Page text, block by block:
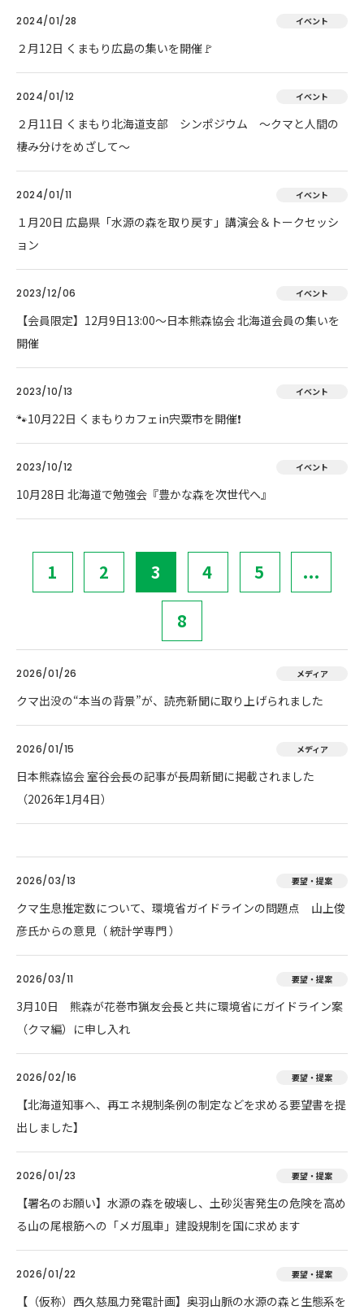
2024/01/28 イベント
２月12日 くまもり広島の集いを開催🚩
2024/01/12 イベント
２月11日 くまもり北海道支部 シンポジウム ～クマと人間の
棲み分けをめざして～
2024/01/11 イベント
１月20日 広島県「水源の森を取り戻す」講演会＆トークセッシ
ョン
2023/12/06 イベント
【会員限定】12月9日13:00～日本熊森協会 北海道会員の集いを
開催
2023/10/13 イベント
🐾10月22日 くまもりカフェin宍粟市を開催❗
2023/10/12 イベント
10月28日 北海道で勉強会『豊かな森を次世代へ』
1 2 3 4 5 ...
8
2026/01/26 メディア
クマ出没の“本当の背景”が、読売新聞に取り上げられました
2026/01/15 メディア
日本熊森協会 室谷会長の記事が長周新聞に掲載されました
（2026年1月4日）
2026/03/13 要望・提案
クマ生息推定数について、環境省ガイドラインの問題点 山上俊
彦氏からの意見（ 統計学専門 ）
2026/03/11 要望・提案
3月10日 熊森が花巻市猟友会長と共に環境省にガイドライン案
（クマ編）に申し入れ
2026/02/16 要望・提案
【北海道知事へ、再エネ規制条例の制定などを求める要望書を提
出しました】
2026/01/23 要望・提案
【署名のお願い】水源の森を破壊し、土砂災害発生の危険を高め
る山の尾根筋への「メガ風車」建設規制を国に求めます
2026/01/22 要望・提案
【（仮称）西久慈風力発電計画】奥羽山脈の水源の森と生態系を